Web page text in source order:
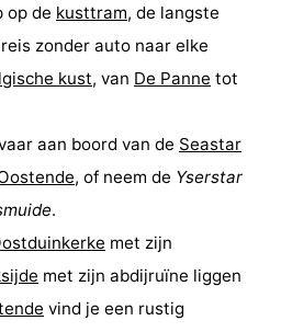
op de kusttram, de langste
zonder auto naar elke
kust, van De Panne tot
aan boord van de Seastar
, of neem de Yserstar
.
met zijn
met zijn abdijruïne liggen
vind je een rustig